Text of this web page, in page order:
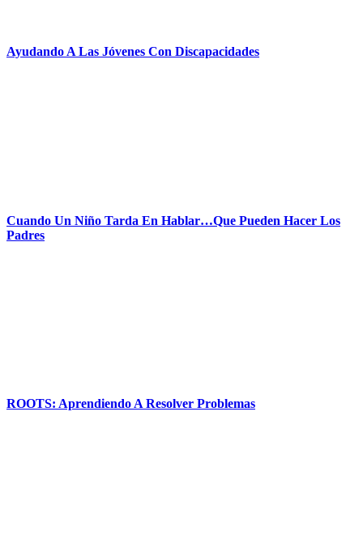
Ayudando A Las Jóvenes Con Discapacidades
Cuando Un Niño Tarda En Hablar…Que Pueden Hacer Los
Padres
ROOTS: Aprendiendo A Resolver Problemas